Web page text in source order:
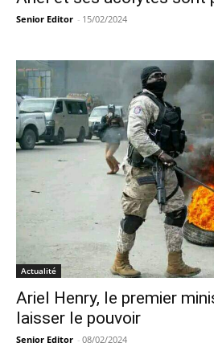
Senior Editor - 15/02/2024
Actualité
Ariel Henry, le premier
laisser le pouvoir
Senior Editor - 08/02/2024